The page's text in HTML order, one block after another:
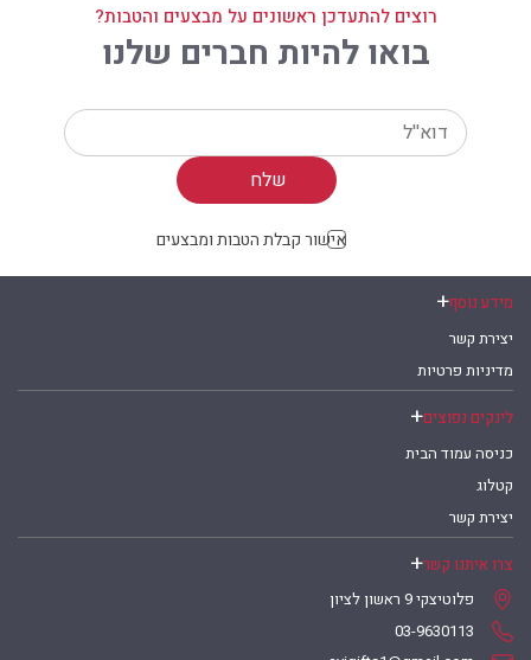
רוצים להתעדכן ראשונים על מבצעים והטבות?
בואו להיות חברים שלנו
Your email
אישור קבלת הטבות ומבצעים
מידע נוסף
יצירת קשר
מדיניות פרטיות
לינקים נפוצים
כניסה עמוד הבית
קטלוג
יצירת קשר
צרו איתנו קשר
פלוטיצקי 9 ראשון לציון
03-9630113